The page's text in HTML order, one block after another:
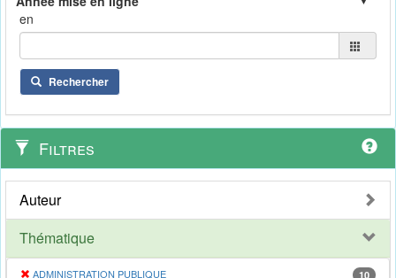
en
Rechercher
Filtres
Auteur
Thématique
ADMINISTRATION PUBLIQUE 10